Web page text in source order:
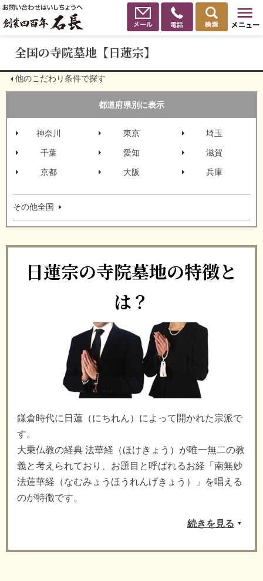
全国の寺院墓地【日蓮宗】
他のこだわり条件で探す
都道府県別に表示
神奈川 東京 埼玉
千葉 愛知 滋賀
京都 大阪 兵庫
その他全国
日蓮宗の寺院墓地の特徴と
は？
鎌倉時代に日蓮（にちれん）によって開かれた宗派で
す。
大乗仏教の経典 法華経（ほけきょう）が唯一無二の教
義と考えられており、お題目と呼ばれるお経「南無妙
法蓮華経（なむみょうほうれんげきょう）」を唱える
のが特徴です。
続きを見る